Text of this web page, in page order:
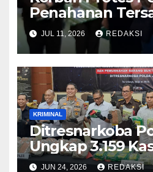
Penahanan
Pemalsuan
Kasi Penkum
Nanti Saya
JUL 11, 2026 REDAKSI
KRIMINAL
Ditresnarkoba
Ungkap 3.159
Tangkap 4.061
JUN 24, 2026 REDAKSI